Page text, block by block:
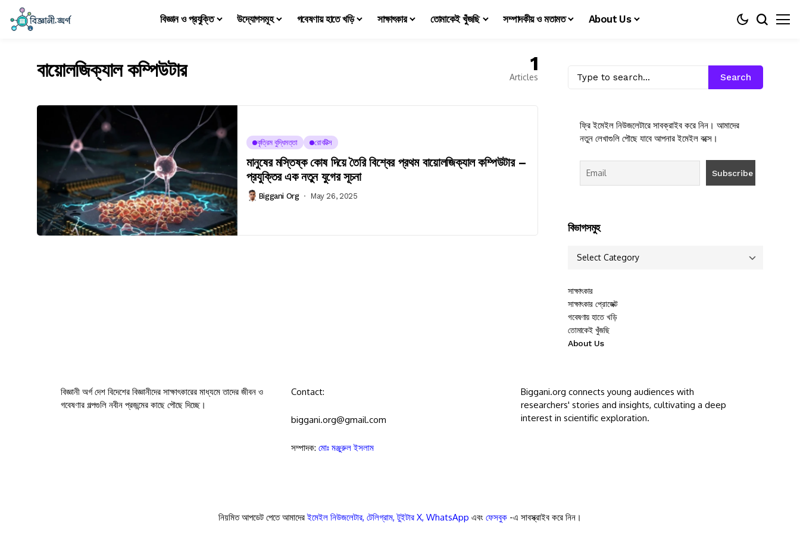
বিজ্ঞান ও প্রযুক্তি উদ্যোগসমূহ গবেষণায় হাতে খড়ি সাক্ষাৎকার তোমাকেই খুঁজছি সম্পাদকীয় ও মতামত About Us
বায়োলজিক্যাল কম্পিউটার 1
Articles
কৃত্রিম বুদ্ধিমত্তা রোবটিক্স
মানুষের মস্তিষ্ক কোষ দিয়ে তৈরি বিশ্বের প্রথম বায়োলজিক্যাল কম্পিউটার –
প্রযুক্তির এক নতুন যুগের সূচনা
Biggani Org May 26, 2025
Search
ফ্রি ইমেইল নিউজলেটারে সাবক্রাইব করে নিন। আমাদের
নতুন লেখাগুলি পৌছে যাবে আপনার ইমেইল বক্সে।
বিভাগসমুহ
সাক্ষাৎকার
সাক্ষাৎকার প্রোজেক্ট
গবেষণায় হাতে খড়ি
তোমাকেই খুঁজছি
About Us
বিজ্ঞানী অর্গ দেশ বিদেশের বিজ্ঞানীদের সাক্ষাৎকারের মাধ্যমে তাদের জীবন ও
গবেষণার গল্পগুলি নবীন প্রজন্মের কাছে পৌছে দিচ্ছে।
Contact:
biggani.org@gmail.com
সম্পাদক: মোঃ মঞ্জুরুল ইসলাম
Biggani.org connects young audiences with
researchers' stories and insights, cultivating a deep
interest in scientific exploration.
নিয়মিত আপডেট পেতে আমাদেরইমেইল নিউজলেটার, টেলিগ্রাম,টুইটার X, WhatsApp এবং ফেসবুক -এ সাবস্ক্রাইব করে নিন।